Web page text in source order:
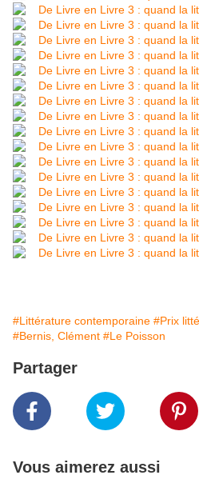
#Littérature contemporaine #Prix
#Bernis, Clément #Le Poisson
Partager
Vous aimerez aussi